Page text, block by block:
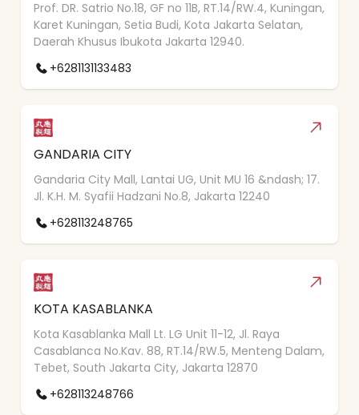
Prof. DR. Satrio No.18, GF no 11B, RT.14/RW.4, Kuningan,
Karet Kuningan, Setia Budi, Kota Jakarta Selatan,
Daerah Khusus Ibukota Jakarta 12940.
+6281131133483
GANDARIA CITY
Gandaria City Mall, Lantai UG, Unit MU 16 &ndash; 17.
Jl. K.H. M. Syafii Hadzani No.8, Jakarta 12240
+628113248765
KOTA KASABLANKA
Kota Kasablanka Mall Lt. LG Unit 11-12, Jl. Raya
Casablanca No.Kav. 88, RT.14/RW.5, Menteng Dalam,
Tebet, South Jakarta City, Jakarta 12870
+628113248766